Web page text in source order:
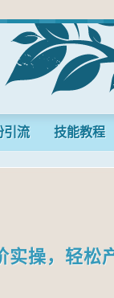
引流 技能教程
实操，轻松